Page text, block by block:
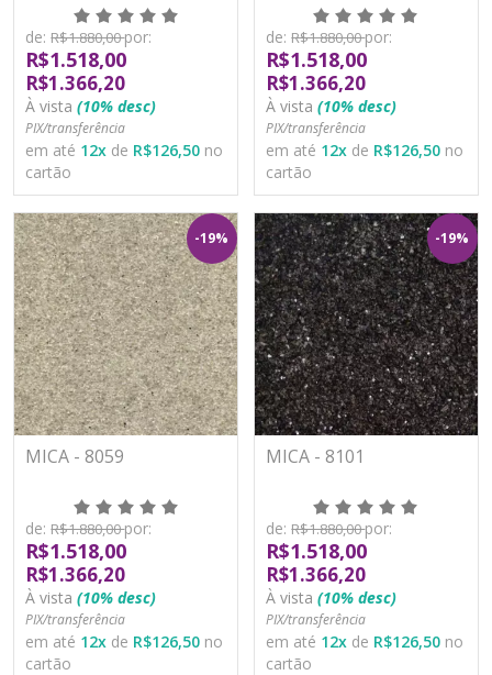
de: R$1.880,00por:
R$1.518,00
R$1.366,20
À vista (10% desc)
PIX/transferência
em até 12x de R$126,50 no
cartão
de: R$1.880,00por:
R$1.518,00
R$1.366,20
À vista (10% desc)
PIX/transferência
em até 12x de R$126,50 no
cartão
-19%
MICA - 8059
de: R$1.880,00por:
R$1.518,00
R$1.366,20
À vista (10% desc)
PIX/transferência
em até 12x de R$126,50 no
cartão
-19%
MICA - 8101
de: R$1.880,00por:
R$1.518,00
R$1.366,20
À vista (10% desc)
PIX/transferência
em até 12x de R$126,50 no
cartão